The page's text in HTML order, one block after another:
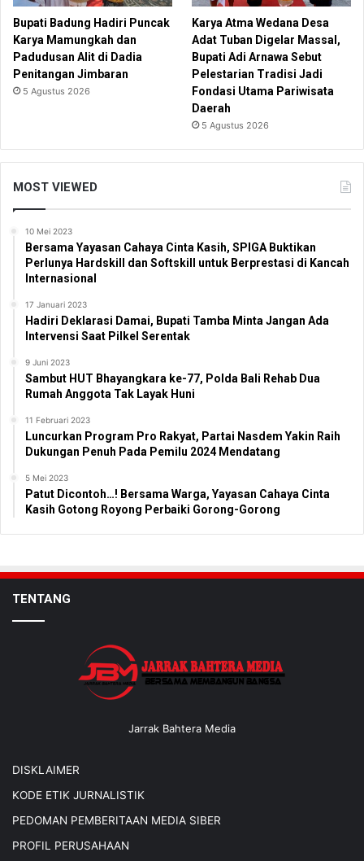
Bupati Badung Hadiri Puncak
Karya Mamungkah dan
Padudusan Alit di Dadia
Penitangan Jimbaran
5 Agustus 2026
Karya Atma Wedana Desa
Adat Tuban Digelar Massal,
Bupati Adi Arnawa Sebut
Pelestarian Tradisi Jadi
Fondasi Utama Pariwisata
Daerah
5 Agustus 2026
MOST VIEWED
10 Mei 2023
Bersama Yayasan Cahaya Cinta Kasih, SPIGA Buktikan
Perlunya Hardskill dan Softskill untuk Berprestasi di Kancah
Internasional
17 Januari 2023
Hadiri Deklarasi Damai, Bupati Tamba Minta Jangan Ada
Intervensi Saat Pilkel Serentak
9 Juni 2023
Sambut HUT Bhayangkara ke-77, Polda Bali Rehab Dua
Rumah Anggota Tak Layak Huni
11 Februari 2023
Luncurkan Program Pro Rakyat, Partai Nasdem Yakin Raih
Dukungan Penuh Pada Pemilu 2024 Mendatang
5 Mei 2023
Patut Dicontoh…! Bersama Warga, Yayasan Cahaya Cinta
Kasih Gotong Royong Perbaiki Gorong-Gorong
TENTANG
Jarrak Bahtera Media
DISKLAIMER
KODE ETIK JURNALISTIK
PEDOMAN PEMBERITAAN MEDIA SIBER
PROFIL PERUSAHAAN